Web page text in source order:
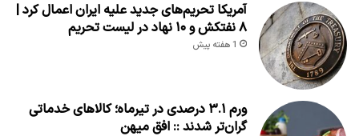
آمریکا تحریم‌های جدید علیه ایران اعمال کرد |
۸ نفتکش و ۱۰ نهاد در لیست تحریم
1 هفته پیش
ورم ۳.۱ درصدی در تیرماه؛ کالاهای خدماتی
گران‌تر شدند :: افق میهن